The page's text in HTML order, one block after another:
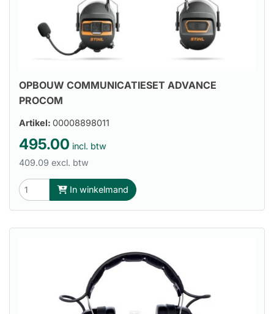
OPBOUW COMMUNICATIESET ADVANCE
PROCOM
Artikel: 00008898011
495.00 incl. btw
409.09 excl. btw
In winkelmand